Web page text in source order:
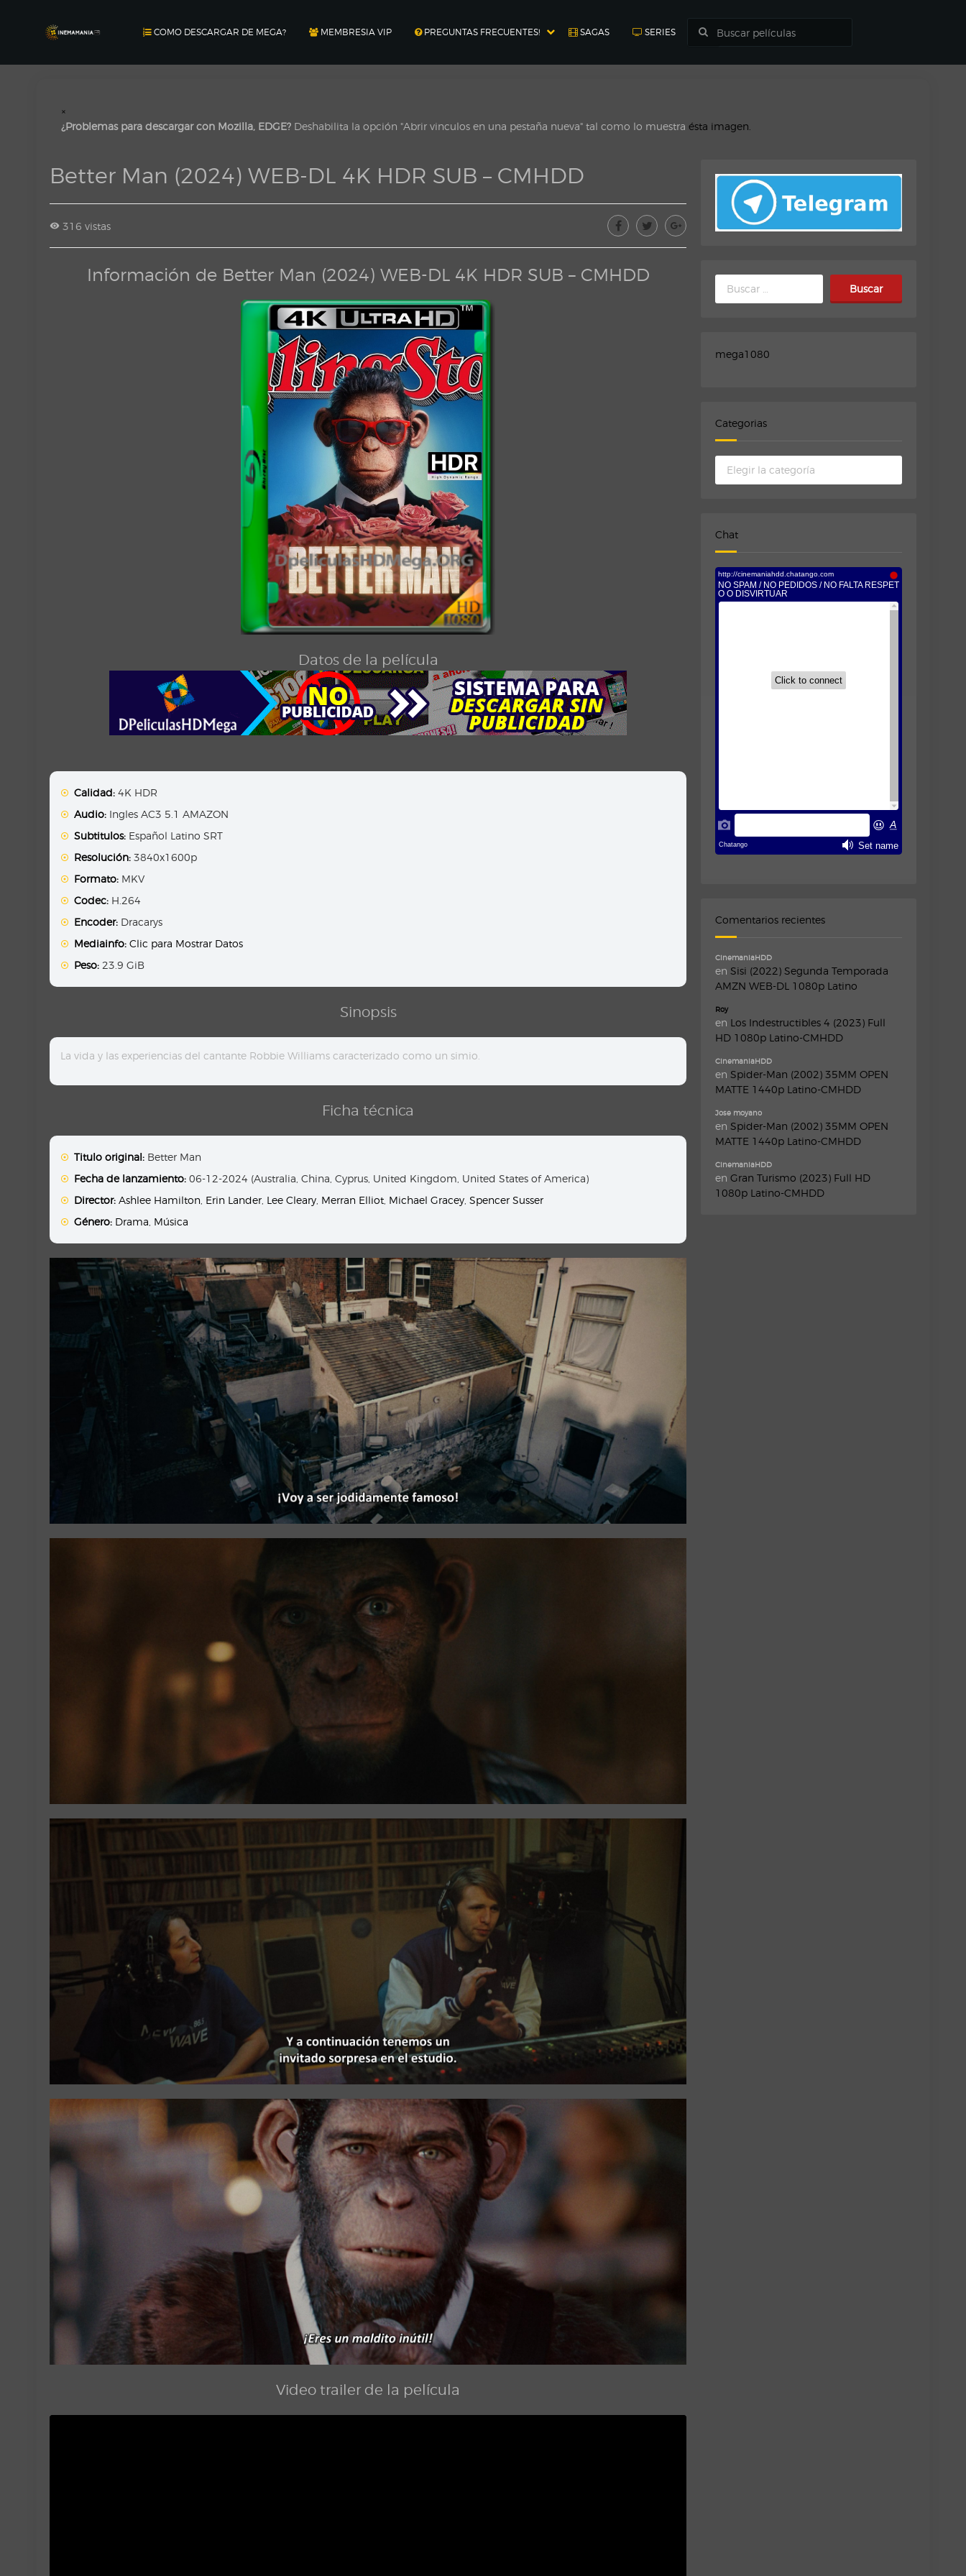
COMO DESCARGAR DE MEGA? MEMBRESIA VIP PREGUNTAS FRECUENTES! SAGAS SERIES
×
¿Problemas para descargar con Mozilla, EDGE? Deshabilita la opción "Abrir vinculos en una pestaña nueva" tal como lo muestra ésta imagen.
Better Man (2024) WEB-DL 4K HDR SUB – CMHDD
316 vistas
Información de Better Man (2024) WEB-DL 4K HDR SUB – CMHDD
Datos de la película
Calidad: 4K HDR
Audio: Ingles AC3 5.1 AMAZON
Subtitulos: Español Latino SRT
Resolución: 3840x1600p
Formato: MKV
Codec: H.264
Encoder: Dracarys
Mediainfo: Clic para Mostrar Datos
Peso: 23.9 GiB
Sinopsis
La vida y las experiencias del cantante Robbie Williams caracterizado como un simio.
Ficha técnica
Titulo original: Better Man
Fecha de lanzamiento: 06-12-2024 (Australia, China, Cyprus, United Kingdom, United States of America)
Director: Ashlee Hamilton Erin Lander Lee Cleary Merran Elliot Michael Gracey ,Spencer Susser
Género: Drama Música
Video trailer de la película
Buscar:
mega1080
Categorias
Categorias
Chat
Comentarios recientes
CinemaniaHDD
en Sisi (2022) Segunda Temporada
AMZN WEB-DL 1080p Latino
Roy
en Los Indestructibles 4 (2023) Full
HD 1080p Latino-CMHDD
CinemaniaHDD
en Spider-Man (2002) 35MM OPEN
MATTE 1440p Latino-CMHDD
Jose moyano
en Spider-Man (2002) 35MM OPEN
MATTE 1440p Latino-CMHDD
CinemaniaHDD
en Gran Turismo (2023) Full HD
1080p Latino-CMHDD